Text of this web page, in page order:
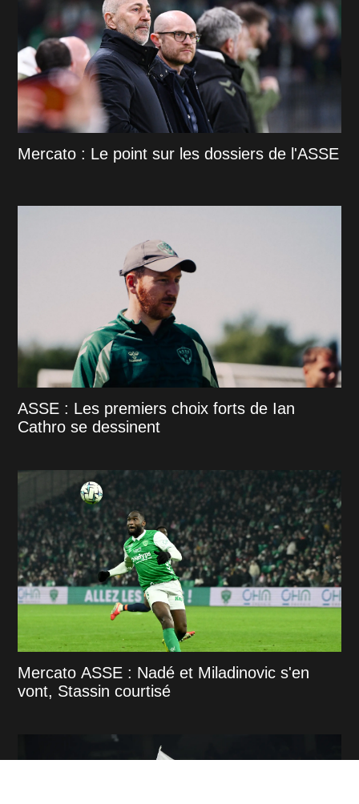
Mercato : Le point sur les dossiers de l'ASSE
ASSE : Les premiers choix forts de Ian
Cathro se dessinent
Mercato ASSE : Nadé et Miladinovic s'en
vont, Stassin courtisé